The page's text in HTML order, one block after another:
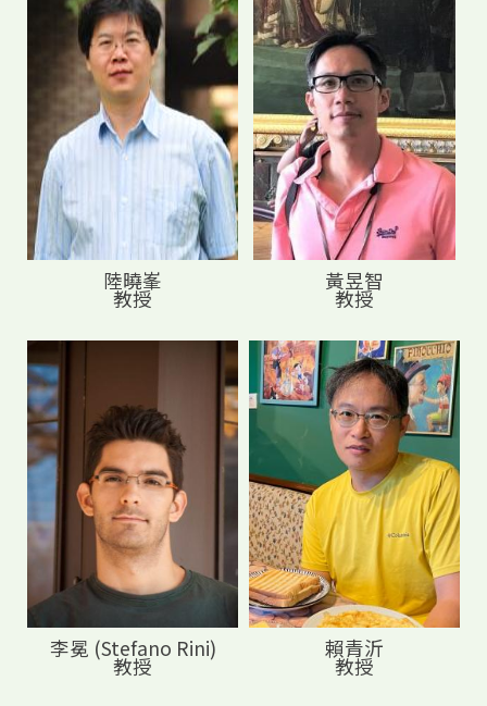
陸曉峯
教授
黃昱智
教授
李冕 (Stefano Rini)
教授
賴青沂
教授